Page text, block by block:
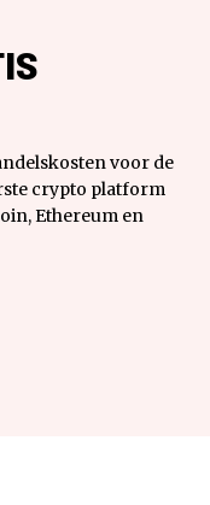
voor de
crypto platform
Ethereum en